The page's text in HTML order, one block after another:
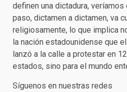
definen una dictadura, veríamos
paso, dictamen a dictamen, va
religiosamente, lo que implica
la nación estadounidense que
lanzó a la calle a protestar en
estados, sino para el mundo
Síguenos en nuestras redes